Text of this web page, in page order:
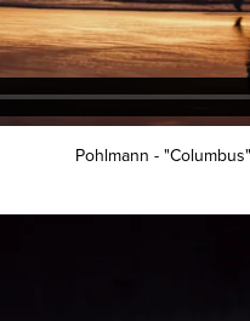
Pohlmann -